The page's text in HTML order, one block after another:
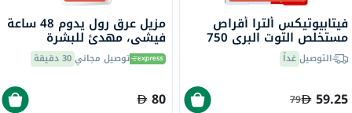
فيتابيوتيكس ألترا أقراص
مستخلص التوت البري 750
ملجم لصحة الجهاز البولي، من
30التوصيلغداً
59.25
79
مزيل عرق رول يدوم 48 ساعة
فيشي، مهدئ للبشرة
الحساسة، 50 ملتوصيل مجاني30 دقيقة
80